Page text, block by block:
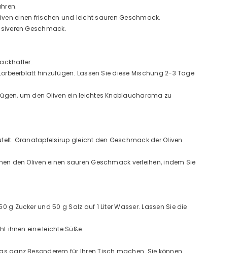
einen frischen und leicht sauren Geschmack.
Geschmack.
hinzufügen. Lassen Sie diese Mischung 2-3 Tage
um den Oliven ein leichtes Knoblaucharoma zu
Granatapfelsirup gleicht den Geschmack der Oliven
den Oliven einen sauren Geschmack verleihen, indem Sie
Zucker und 50 g Salz auf 1 Liter Wasser. Lassen Sie die
ihnen eine leichte Süße.
ganz Besonderem für Ihren Tisch machen. Sie können